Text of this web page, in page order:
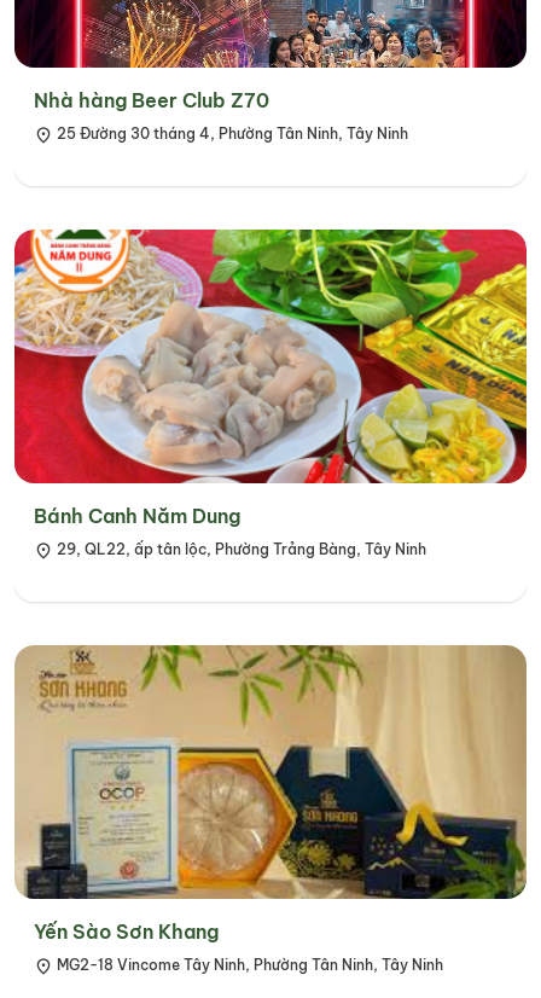
Nhà hàng Beer Club Z70
25 Đường 30 tháng 4, Phường Tân Ninh, Tây Ninh
Bánh Canh Năm Dung
29, QL22, ấp tân lộc, Phường Trảng Bàng, Tây Ninh
Yến Sào Sơn Khang
MG2-18 Vincome Tây Ninh, Phường Tân Ninh, Tây Ninh